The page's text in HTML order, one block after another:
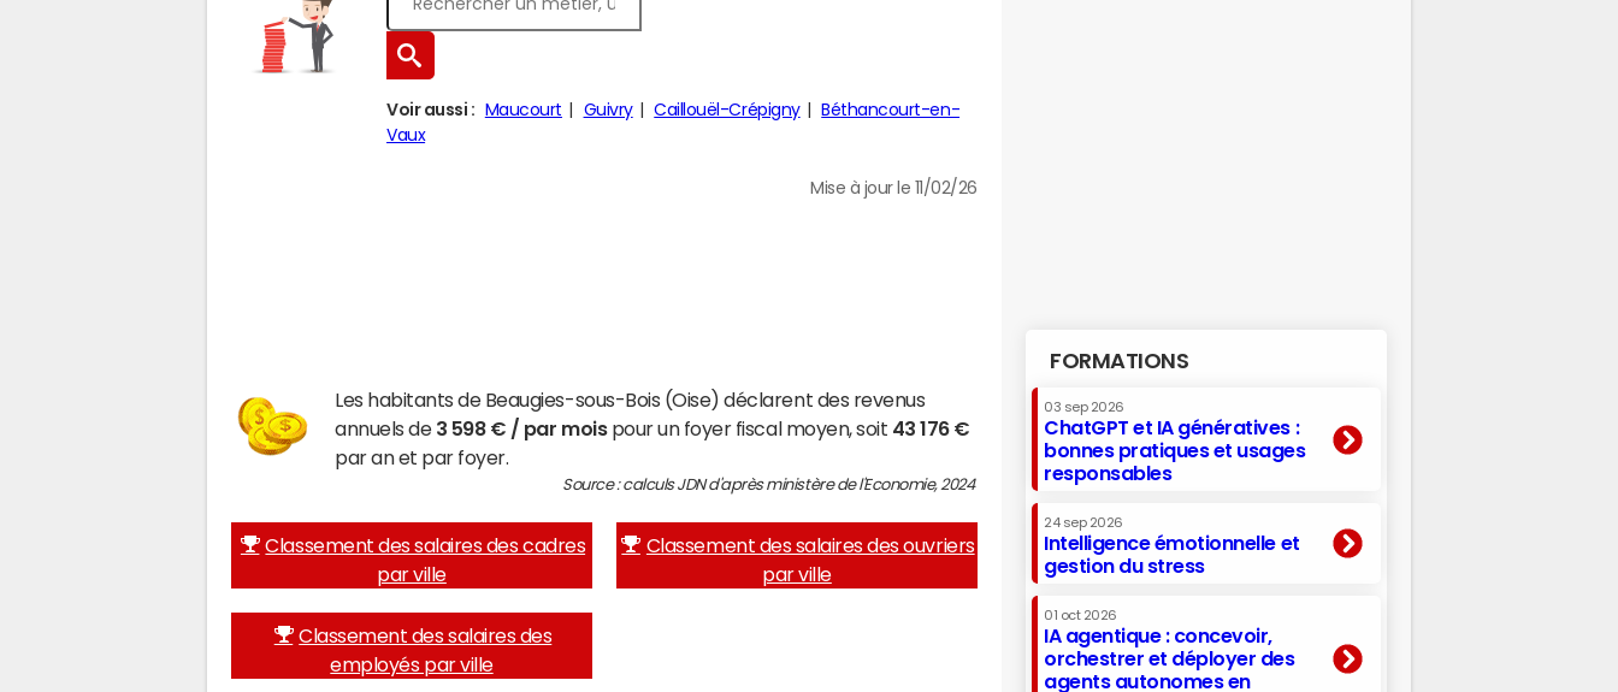
Voir aussi : Maucourt Guivry Caillouël-Crépigny
Béthancourt-en-
Vaux
Mise à jour le 11/02/26
Les habitants de Beaugies-sous-Bois (Oise) déclarent des revenus
annuels de 3 598 € / par moispour un foyer fiscal moyen, soit 43 176 €
par an et par foyer.
Source : calculs JDN d'après ministère de l'Economie, 2024
Classement des salaires des cadres
par ville
Classement des salaires des ouvriers
par ville
Classement des salaires des
employés par ville
FORMATIONS
03 sep 2026
ChatGPT et IA génératives :
bonnes pratiques et usages
responsables
24 sep 2026
Intelligence émotionnelle et
gestion du stress
01 oct 2026
IA agentique : concevoir,
orchestrer et déployer des
agents autonomes en